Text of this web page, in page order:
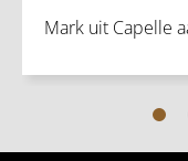
Mark uit Capelle